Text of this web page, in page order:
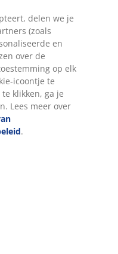
delen we je
(zoals
en
over de
op elk
icoontje te
klikken, ga je
Lees meer over
.